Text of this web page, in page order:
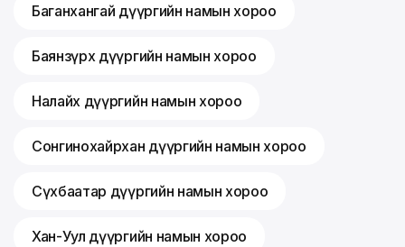
Баганхангай дүүргийн намын хороо
Баянзүрх дүүргийн намын хороо
Налайх дүүргийн намын хороо
Сонгинохайрхан дүүргийн намын хороо
Сүхбаатар дүүргийн намын хороо
Хан-Уул дүүргийн намын хороо